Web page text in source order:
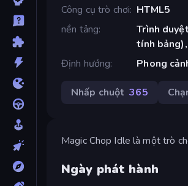
Công cụ trò chơi HTML5
nền tảng
Trình
tính
Định hướng
Phong
Nhấp chuột 365
Magic Chop Idle là một trò
Ngày phát hành